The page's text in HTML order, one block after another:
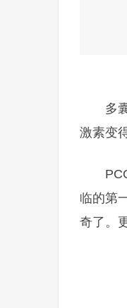
多
激素变
临的第
奇了。